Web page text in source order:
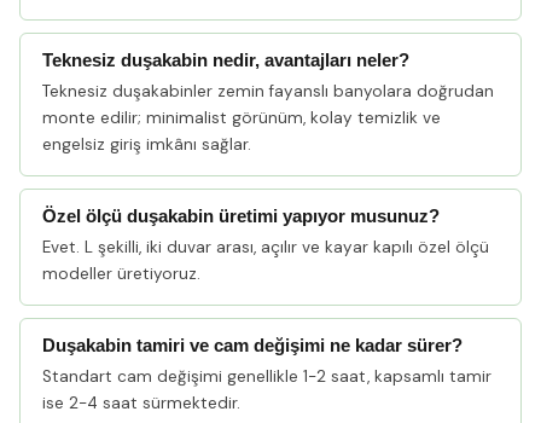
Teknesiz duşakabin nedir, avantajları neler?
Teknesiz duşakabinler zemin fayanslı banyolara doğrudan
monte edilir; minimalist görünüm, kolay temizlik ve
engelsiz giriş imkânı sağlar.
Özel ölçü duşakabin üretimi yapıyor musunuz?
Evet. L şekilli, iki duvar arası, açılır ve kayar kapılı özel ölçü
modeller üretiyoruz.
Duşakabin tamiri ve cam değişimi ne kadar sürer?
Standart cam değişimi genellikle 1-2 saat, kapsamlı tamir
ise 2-4 saat sürmektedir.